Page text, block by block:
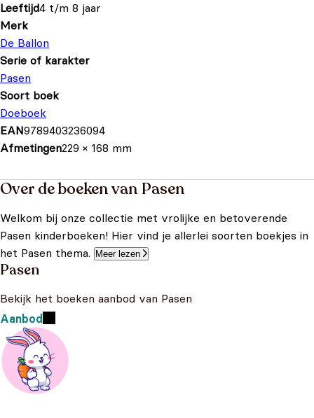
Leeftijd4 t/m 8 jaar
Merk
De Ballon
Serie of karakter
Pasen
Soort boek
Doeboek
EAN9789403236094
Afmetingen229 × 168 mm
Over de boeken van Pasen
Welkom bij onze collectie met vrolijke en betoverende
Pasen kinderboeken! Hier vind je allerlei soorten boekjes in
het Pasen thema.
Meer lezen
Pasen
Bekijk het boeken aanbod van Pasen
Aanbod